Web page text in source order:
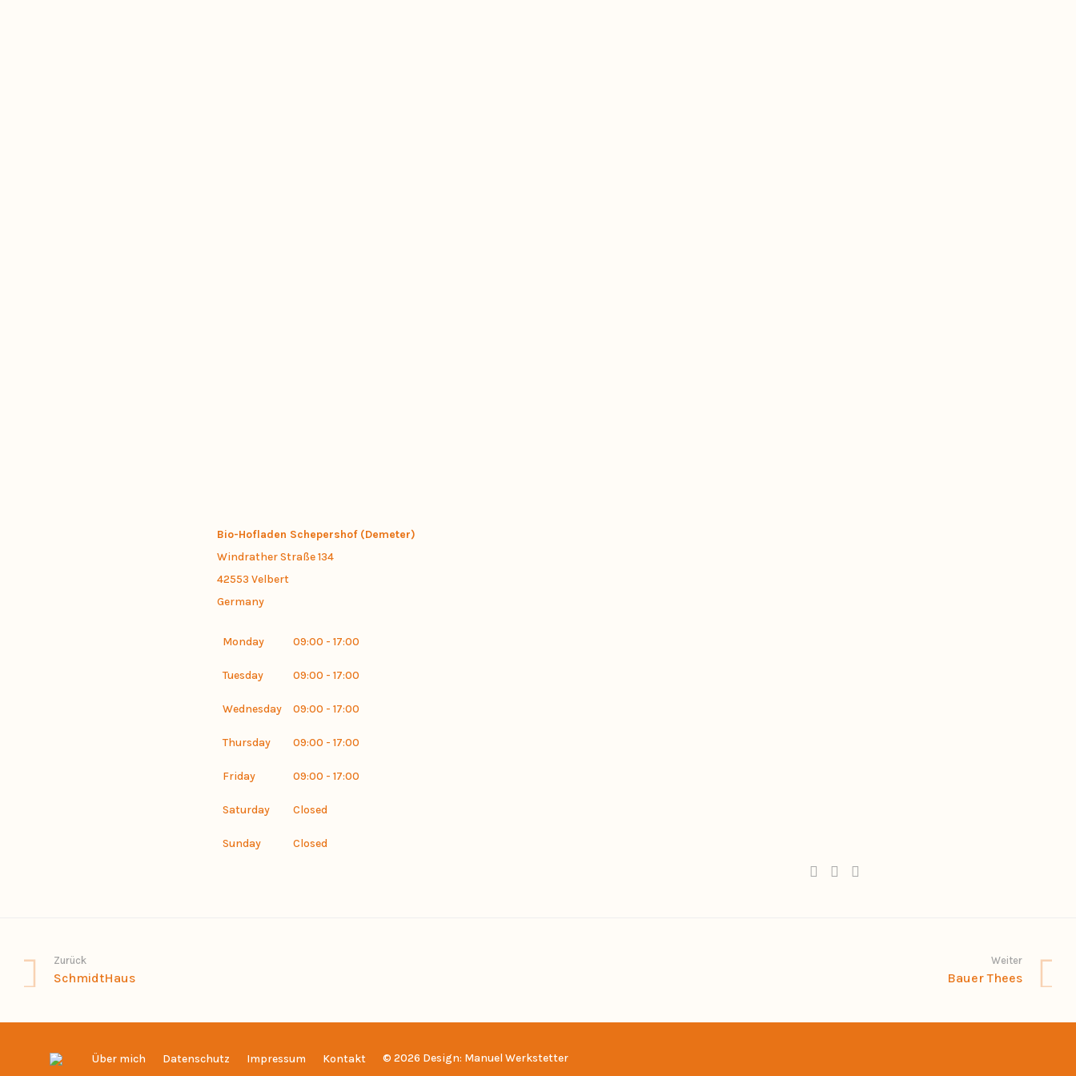
Bio-Hofladen Schepershof (Demeter)
Windrather Straße 134
42553 Velbert
Germany
Monday 09:00 - 17:00
Tuesday 09:00 - 17:00
Wednesday 09:00 - 17:00
Thursday 09:00 - 17:00
Friday 09:00 - 17:00
Saturday Closed
Sunday Closed
Zurück
SchmidtHaus
Weiter
Bauer Thees
Über mich Datenschutz Impressum Kontakt © 2026 Design: Manuel Werkstetter